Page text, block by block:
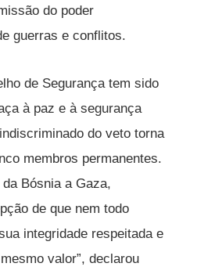
do poder
guerras e conflitos.
de Segurança tem sido
à paz e à segurança
do veto torna
membros permanentes.
Bósnia a Gaza,
de que nem todo
integridade respeitada e
valor”, declarou